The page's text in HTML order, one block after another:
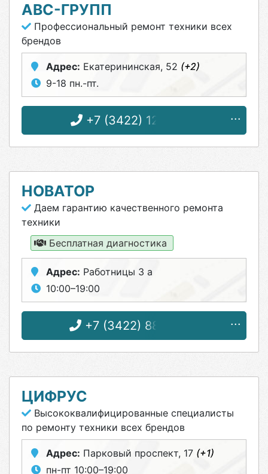
АВС-ГРУПП
Профессиональный ремонт техники всех
брендов
Адрес: Екатерининская, 52 (+2)
9-18 пн.-пт.
+7 (3422) 12-03-77
НОВАТОР
Даем гарантию качественного ремонта
техники
Бесплатная диагностика
Адрес: Работницы 3 а
10:00–19:00
+7 (3422) 88-37-88
ЦИФРУС
Высококвалифицированные специалисты
по ремонту техники всех брендов
Адрес: Парковый проспект, 17 (+1)
пн-пт 10:00–19:00